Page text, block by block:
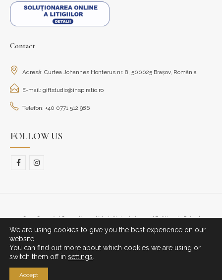
Contact
Adresă: Curtea Johannes Honterus nr. 8, 500025 Brașov, România
E-mail: giftstudio@inspiratio.ro
Telefon: +40 0771 512 986
FOLLOW US
Cum Cumpăr/ Cum plătesc Modalitate de livrare Politica de Retur
© Copyright 2023. All Rights Reserved.
We are using cookies to give you the best experience on our
website.
You can find out more about which cookies we are using or
switch them off in settings
Accept